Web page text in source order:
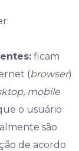
ficam
(browser)
, mobile
o usuário
são
de acordo